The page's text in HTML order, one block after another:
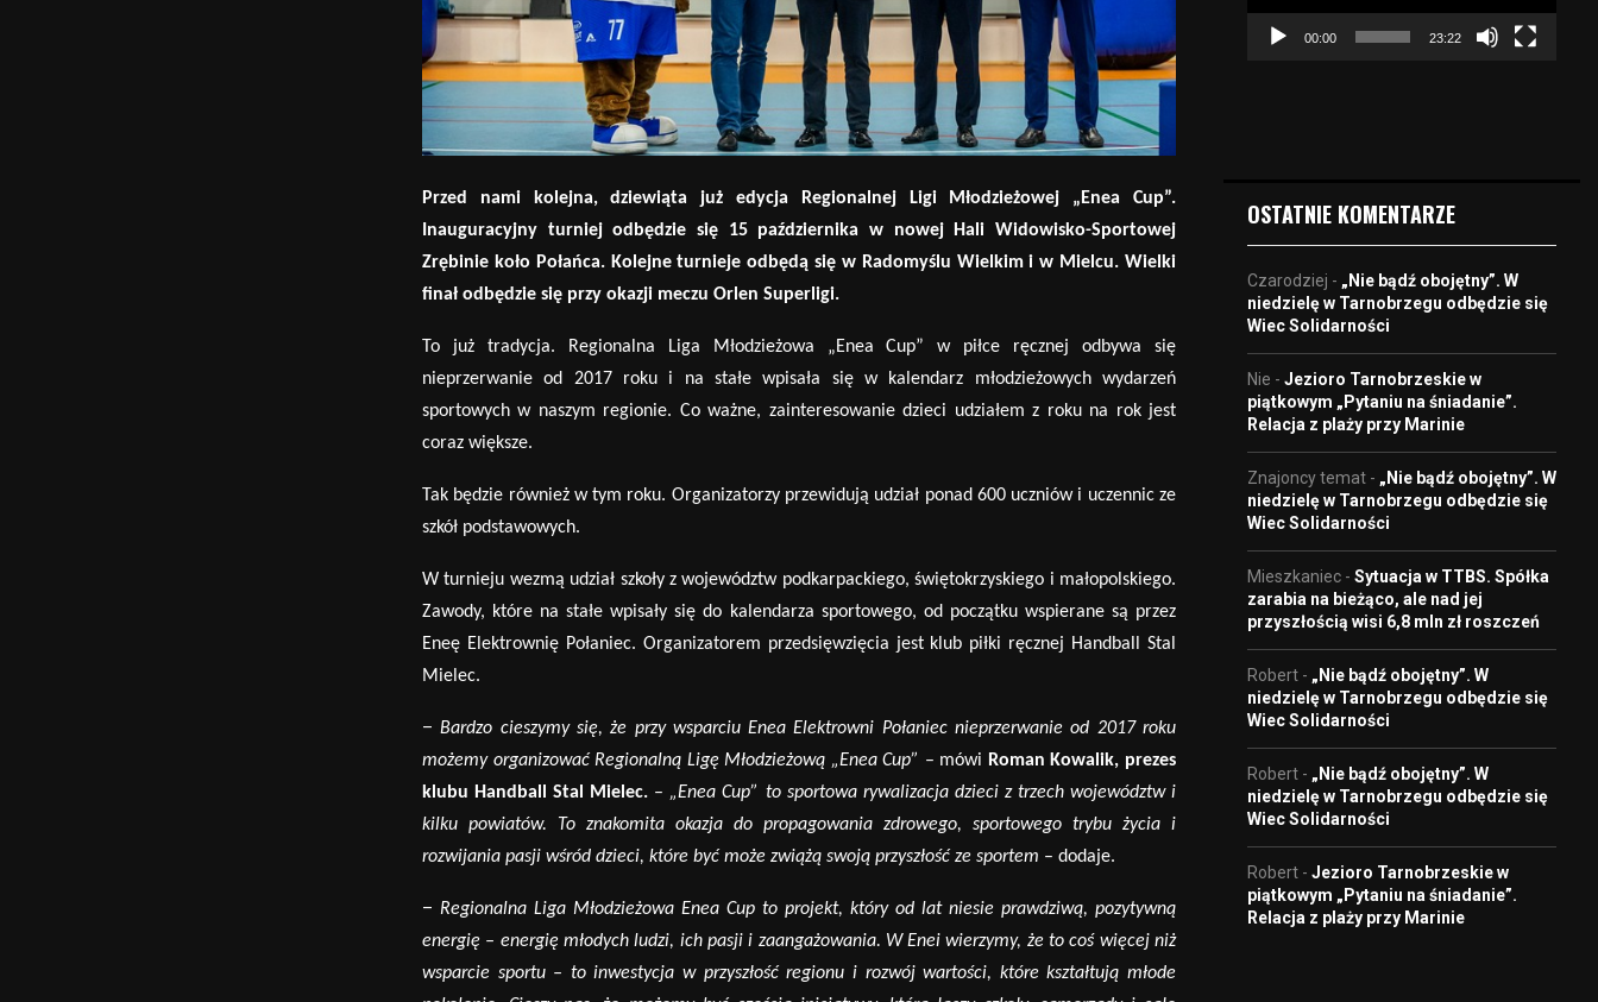
Przed nami kolejna, dziewiąta już edycja Regionalnej Ligi Młodzieżowej „Enea Cup”.
Inauguracyjny turniej odbędzie się 15 października w nowej Hali Widowisko-Sportowej
Zrębinie koło Połańca. Kolejne turnieje odbędą się w Radomyślu Wielkim i w Mielcu. Wielki
finał odbędzie się przy okazji meczu Orlen Superligi.
To już tradycja. Regionalna Liga Młodzieżowa „Enea Cup” w piłce ręcznej odbywa się
nieprzerwanie od 2017 roku i na stałe wpisała się w kalendarz młodzieżowych wydarzeń
sportowych w naszym regionie. Co ważne, zainteresowanie dzieci udziałem z roku na rok jest
coraz większe.
Tak będzie również w tym roku. Organizatorzy przewidują udział ponad 600 uczniów i uczennic ze
szkół podstawowych.
W turnieju wezmą udział szkoły z województw podkarpackiego, świętokrzyskiego i małopolskiego.
Zawody, które na stałe wpisały się do kalendarza sportowego, od początku wspierane są przez
Eneę Elektrownię Połaniec. Organizatorem przedsięwzięcia jest klub piłki ręcznej Handball Stal
Mielec.
–Bardzo cieszymy się, że przy wsparciu Enea Elektrowni Połaniec nieprzerwanie od 2017 roku
możemy organizować Regionalną Ligę Młodzieżową „Enea Cup” – mówi Roman Kowalik, prezes
klubu Handball Stal Mielec. – „Enea Cup” to sportowa rywalizacja dzieci z trzech województw i
kilku powiatów. To znakomita okazja do propagowania zdrowego, sportowego trybu życia i
rozwijania pasji wśród dzieci, które być może zwiążą swoją przyszłość ze sportem – dodaje.
– Regionalna Liga Młodzieżowa Enea Cup to projekt, który od lat niesie prawdziwą, pozytywną
energię – energię młodych ludzi, ich pasji i zaangażowania. W Enei wierzymy, że to coś więcej niż
wsparcie sportu – to inwestycja w przyszłość regionu i rozwój wartości, które kształtują młode
e
o
00:00 23:22
OSTATNIE KOMENTARZE
Czarodziej - „Nie bądź obojętny”. W
niedzielę w Tarnobrzegu odbędzie się
Wiec Solidarności
Nie - Jezioro Tarnobrzeskie w
piątkowym „Pytaniu na śniadanie”.
Relacja z plaży przy Marinie
Znajoncy temat - „Nie bądź obojętny”. W
niedzielę w Tarnobrzegu odbędzie się
Wiec Solidarności
Mieszkaniec - Sytuacja w TTBS. Spółka
zarabia na bieżąco, ale nad jej
przyszłością wisi 6,8 mln zł roszczeń
Robert - „Nie bądź obojętny”. W
niedzielę w Tarnobrzegu odbędzie się
Wiec Solidarności
Robert - „Nie bądź obojętny”. W
niedzielę w Tarnobrzegu odbędzie się
Wiec Solidarności
Robert - Jezioro Tarnobrzeskie w
piątkowym „Pytaniu na śniadanie”.
Relacja z plaży przy Marinie